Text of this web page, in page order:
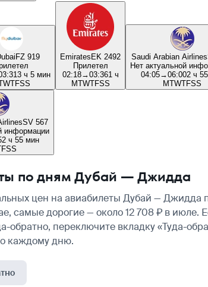
FZ 919
3 ч 5 мин
WTFSS
EmiratesEK 2492
Прилетел
02:18→03:361 ч
MTWTFSS
Saudi Arabian Airlines
Нет актуальной
04:05→06:002 ч
MTWTFSS
SV 567
информации
2 ч 55 мин
FSS
по дням Дубай — Джидда
цен на авиабилеты Дубай — Джидда
самые дорогие — около 12 708 ₽ в
обратно, переключите вкладку «Туда-
каждому дню.